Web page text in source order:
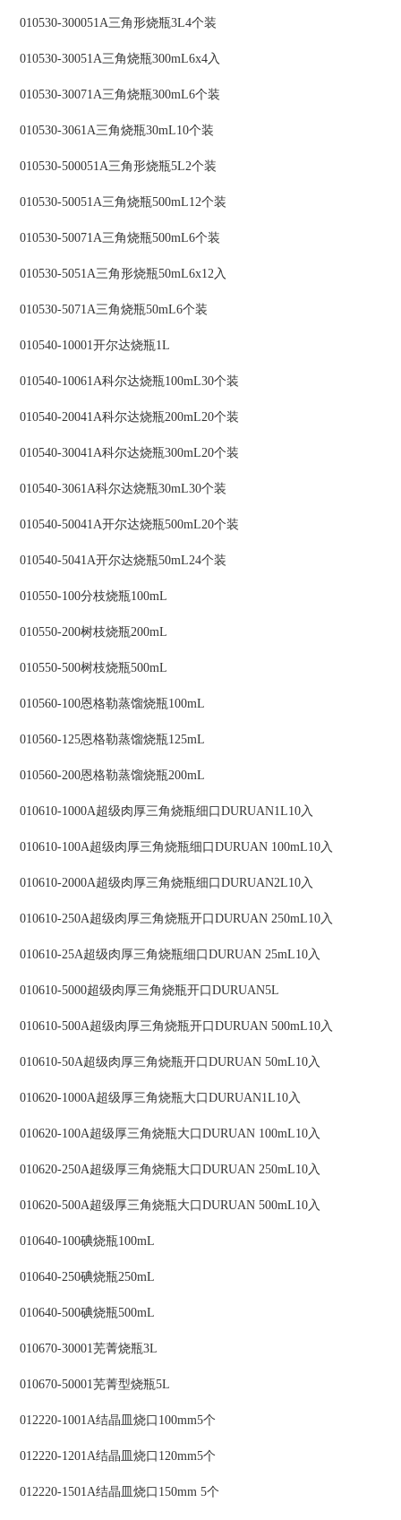
010530-300051A三角形烧瓶3L4个装
010530-30051A三角烧瓶300mL6x4入
010530-30071A三角烧瓶300mL6个装
010530-3061A三角烧瓶30mL10个装
010530-500051A三角形烧瓶5L2个装
010530-50051A三角烧瓶500mL12个装
010530-50071A三角烧瓶500mL6个装
010530-5051A三角形烧瓶50mL6x12入
010530-5071A三角烧瓶50mL6个装
010540-10001开尔达烧瓶1L
010540-10061A科尔达烧瓶100mL30个装
010540-20041A科尔达烧瓶200mL20个装
010540-30041A科尔达烧瓶300mL20个装
010540-3061A科尔达烧瓶30mL30个装
010540-50041A开尔达烧瓶500mL20个装
010540-5041A开尔达烧瓶50mL24个装
010550-100分枝烧瓶100mL
010550-200树枝烧瓶200mL
010550-500树枝烧瓶500mL
010560-100恩格勒蒸馏烧瓶100mL
010560-125恩格勒蒸馏烧瓶125mL
010560-200恩格勒蒸馏烧瓶200mL
010610-1000A超级肉厚三角烧瓶细口DURUAN1L10入
010610-100A超级肉厚三角烧瓶细口DURUAN 100mL10入
010610-2000A超级肉厚三角烧瓶细口DURUAN2L10入
010610-250A超级肉厚三角烧瓶开口DURUAN 250mL10入
010610-25A超级肉厚三角烧瓶细口DURUAN 25mL10入
010610-5000超级肉厚三角烧瓶开口DURUAN5L
010610-500A超级肉厚三角烧瓶开口DURUAN 500mL10入
010610-50A超级肉厚三角烧瓶开口DURUAN 50mL10入
010620-1000A超级厚三角烧瓶大口DURUAN1L10入
010620-100A超级厚三角烧瓶大口DURUAN 100mL10入
010620-250A超级厚三角烧瓶大口DURUAN 250mL10入
010620-500A超级厚三角烧瓶大口DURUAN 500mL10入
010640-100碘烧瓶100mL
010640-250碘烧瓶250mL
010640-500碘烧瓶500mL
010670-30001芜菁烧瓶3L
010670-50001芜菁型烧瓶5L
012220-1001A结晶皿烧口100mm5个
012220-1201A结晶皿烧口120mm5个
012220-1501A结晶皿烧口150mm 5个